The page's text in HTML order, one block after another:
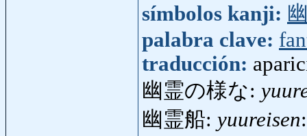
símbolos kanji:
palabra clave:
traducción:
幽霊の様な:
幽霊船: yuureisen